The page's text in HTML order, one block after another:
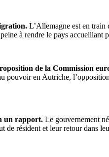
L’Allemagne est en train
à rendre le pays
de la Commission
en Autriche,
un rapport. Le gouvernement
de résident et leur retour dans